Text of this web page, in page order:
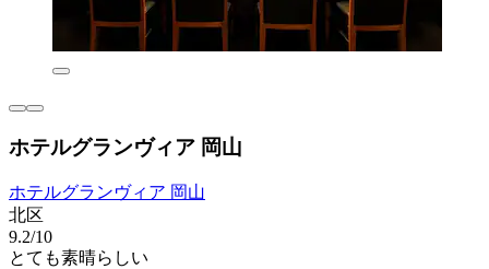
ホテルグランヴィア 岡山
ホテルグランヴィア 岡山
北区
9.2/10
とても素晴らしい